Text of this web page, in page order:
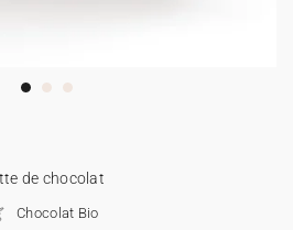
de chocolat
Chocolat Bio